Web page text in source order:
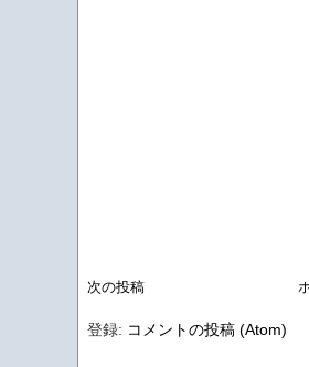
次の投稿
登録: コメントの投稿 (Atom)